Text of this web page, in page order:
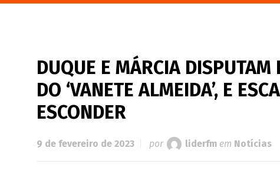
DUQUE E MÁRCIA DISPUTAM
DO ‘VANETE ALMEIDA’, E
ESCONDER
9 de fevereiro de 2023 por liderfm em Notícias